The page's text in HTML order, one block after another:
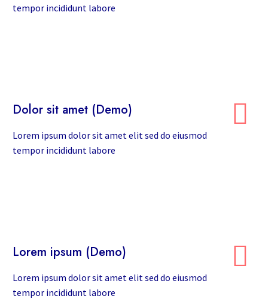
tempor incididunt labore
Dolor sit amet (Demo)
Lorem ipsum dolor sit amet elit sed do eiusmod
tempor incididunt labore


Lorem ipsum (Demo)
Lorem ipsum dolor sit amet elit sed do eiusmod
tempor incididunt labore

